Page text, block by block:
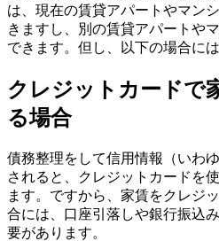
は、現在の賃貸アパートやマン
きますし、別の賃貸アパートや
できます。但し、以下の場合に
クレジットカードで
る場合
債務整理をして信用情報（いわ
されると、クレジットカードを
ます。ですから、家賃をクレジ
合には、口座引落しや銀行振込
要があります。